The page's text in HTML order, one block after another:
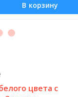
В корзину
цвета с